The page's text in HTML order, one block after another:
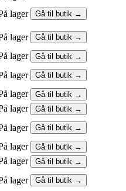
lager Gå til butik →
lager Gå til butik →
lager Gå til butik →
lager Gå til butik →
lager Gå til butik →
lager Gå til butik →
lager Gå til butik →
lager Gå til butik →
lager Gå til butik →
lager Gå til butik →